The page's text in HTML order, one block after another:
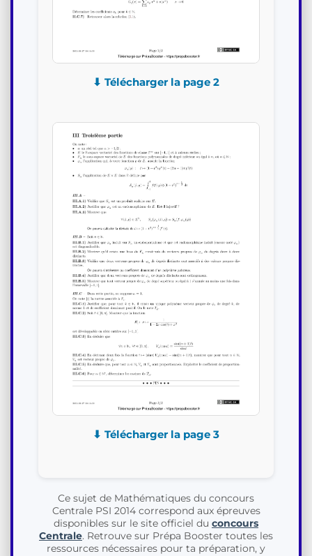
⬇ Télécharger la page 2
⬇ Télécharger la page 3
Ce sujet de Mathématiques du concours
Centrale PSI 2014 correspond aux épreuves
disponibles sur le site officiel du concours
Centrale. Retrouve sur Prépa Booster toutes les
ressources nécessaires pour ta préparation, y